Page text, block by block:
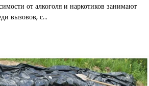
от алкоголя и наркотиков занимают
вызовов, с…